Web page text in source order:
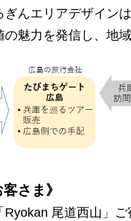
んエリアデザイン
魅力を発信し、地
さま》
Ryokan 尾道西山」